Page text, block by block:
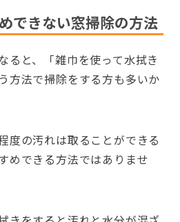
できない窓掃除の方法
ると、「雑巾を使って水拭き
方法で掃除をする方も多いか
度の汚れは取ることができる
めできる方法ではありませ